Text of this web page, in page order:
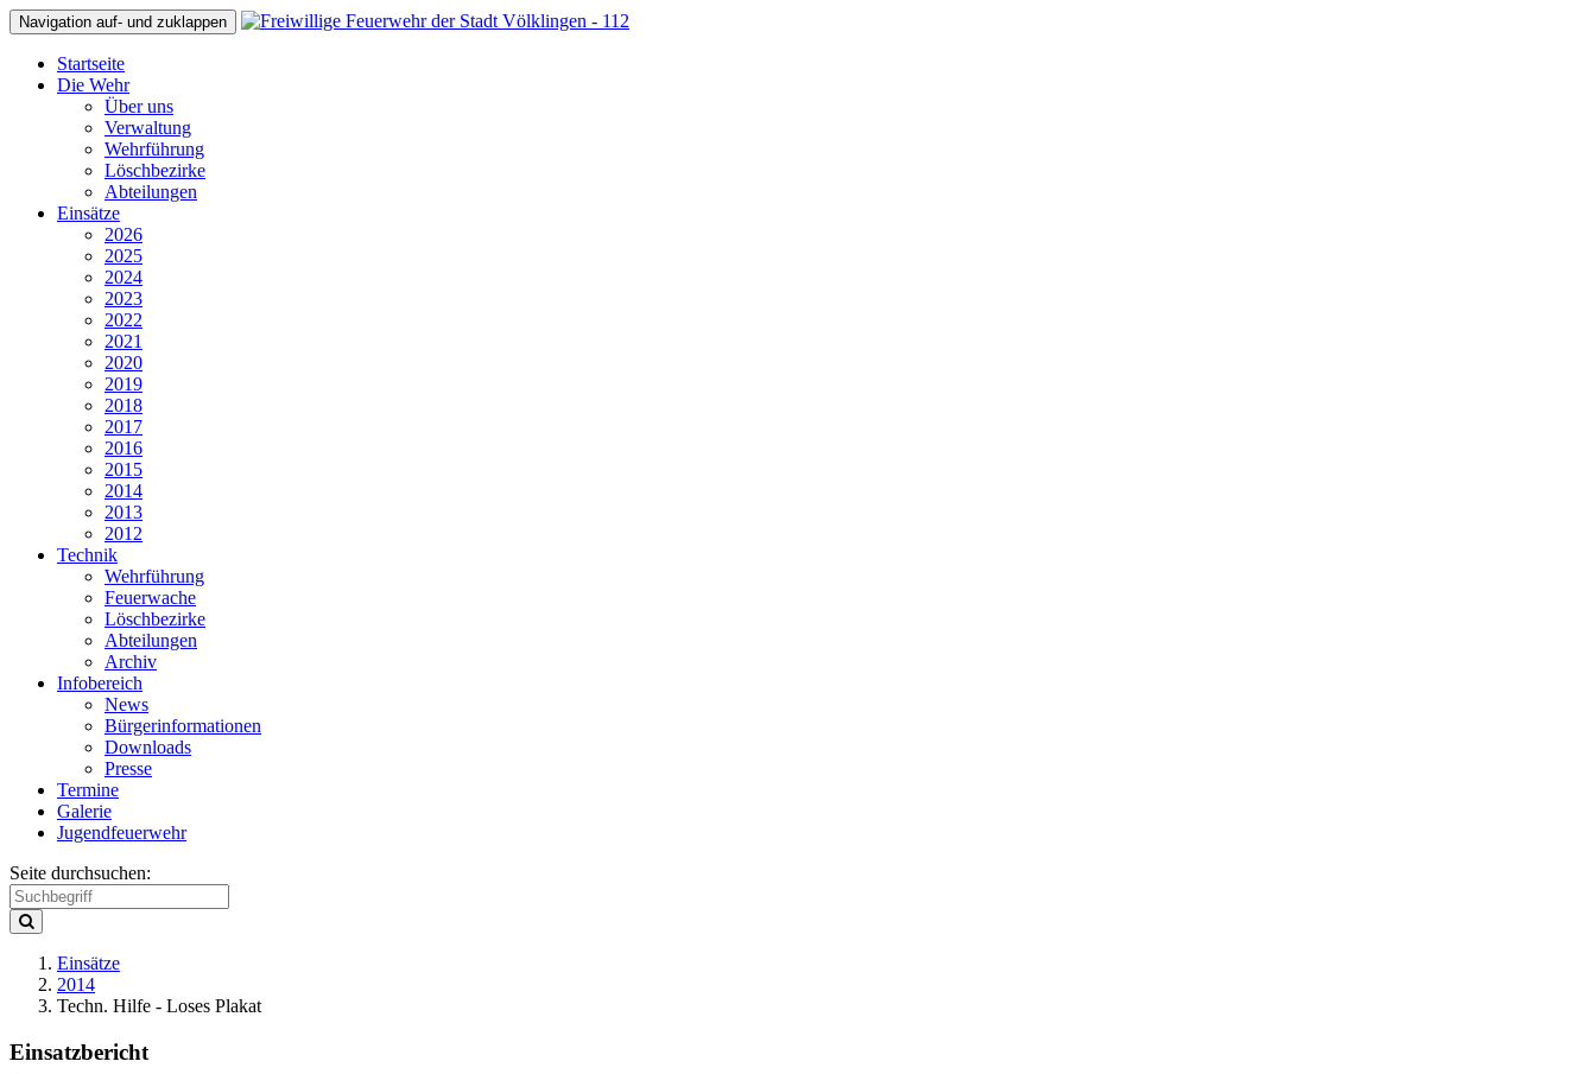
Navigation auf- und zuklappen
Startseite
Die Wehr
Über uns
Verwaltung
Wehrführung
Löschbezirke
Abteilungen
Einsätze
2026
2025
2024
2023
2022
2021
2020
2019
2018
2017
2016
2015
2014
2013
2012
Technik
Wehrführung
Feuerwache
Löschbezirke
Abteilungen
Archiv
Infobereich
News
Bürgerinformationen
Downloads
Presse
Termine
Galerie
Jugendfeuerwehr
Seite durchsuchen:
Einsätze
2014
Techn. Hilfe - Loses Plakat
Einsatzbericht